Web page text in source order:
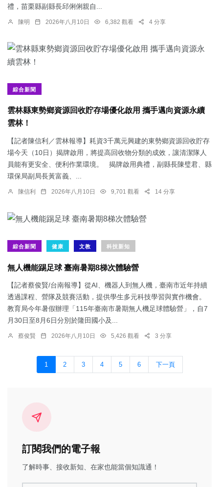
禮，苗栗縣副縣長邱俐俐親自...
陳明 2026年八月10日 6,382 觀看 4 分享
綜合新聞
雲林縣東勢鄉資源回收貯存場優化啟用 攜手邁向資源永續
雲林！
【記者陳信利／雲林報導】耗資3千萬元興建的東勢鄉資源回收貯存
場今天（10日）揭牌啟用，將提高回收物分類的成效，讓清潔隊人
員能有更安全、便利作業環境。 揭牌啟用典禮，副縣長陳璧君、縣
環保局副局長黃富義、...
陳信利 2026年八月10日 9,701 觀看 14 分享
綜合新聞 健康 文教 科技新知
無人機能踢足球 臺南暑期8梯次體驗營
【記者蔡俊賢/台南報導】從AI、機器人到無人機，臺南市近年持續
透過課程、營隊及競賽活動，提供學生多元科技學習與實作機會。
教育局今年暑假辦理「115年臺南市暑期無人機足球體驗營」，自7
月30日至8月6日分別於隆田國小及...
蔡俊賢 2026年八月10日 5,426 觀看 3 分享
1 2 3 4 5 6 下一頁
訂閱我們的電子報
了解時事、接收新知、在家也能當個知識通！